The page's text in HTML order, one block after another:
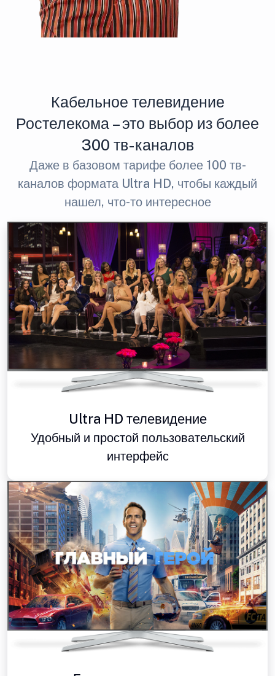
Кабельное телевидение
Ростелекома – это выбор из более
300 тв-каналов
Даже в базовом тарифе более 100 тв-
каналов формата Ultra HD, чтобы каждый
нашел, что-то интересное
Ultra HD телевидение
Удобный и простой пользовательский
интерфейс